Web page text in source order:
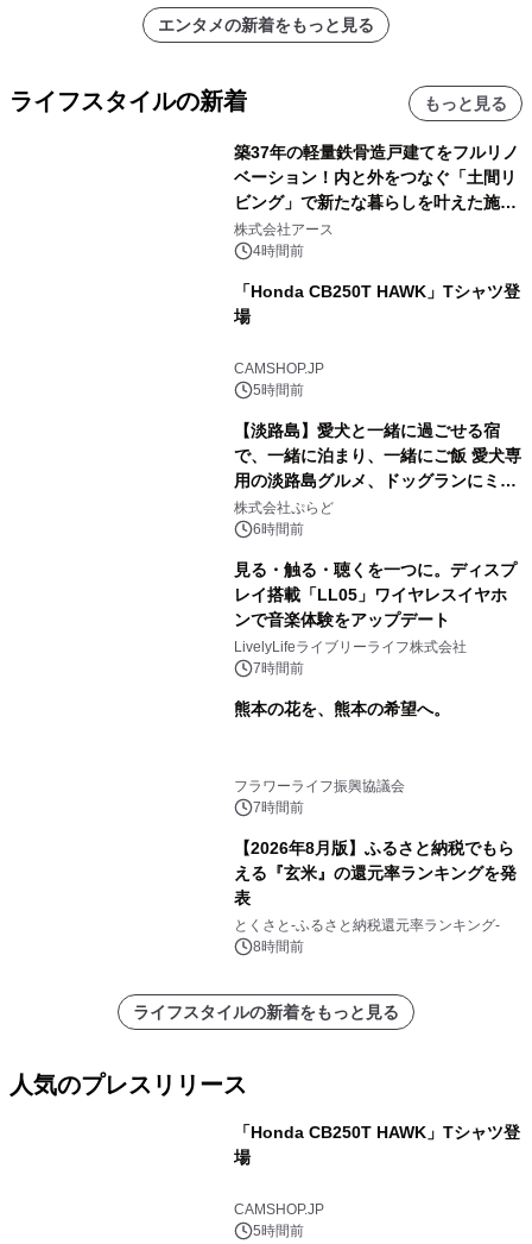
エンタメの新着をもっと見る
ライフスタイルの新着 もっと見る
築37年の軽量鉄骨造戸建てをフルリノ
ベーション！内と外をつなぐ「土間リ
ビング」で新たな暮らしを叶えた施工
事例を株式会社アースが公開
株式会社アース
4時間前
「Honda CB250T HAWK」Tシャツ登
場
CAMSHOP.JP
5時間前
【淡路島】愛犬と一緒に過ごせる宿
で、一緒に泊まり、一緒にご飯 愛犬専
用の淡路島グルメ、ドッグランにミニ
プール グランピングとトレーラーハウ
スの2施設で
株式会社ぷらど
6時間前
見る・触る・聴くを一つに。ディスプ
レイ搭載「LL05」ワイヤレスイヤホ
ンで音楽体験をアップデート
LivelyLifeライブリーライフ株式会社
7時間前
熊本の花を、熊本の希望へ。
フラワーライフ振興協議会
7時間前
【2026年8月版】ふるさと納税でもら
える『玄米』の還元率ランキングを発
表
とくさと-ふるさと納税還元率ランキング-
8時間前
ライフスタイルの新着をもっと見る
人気のプレスリリース
「Honda CB250T HAWK」Tシャツ登
場
CAMSHOP.JP
5時間前